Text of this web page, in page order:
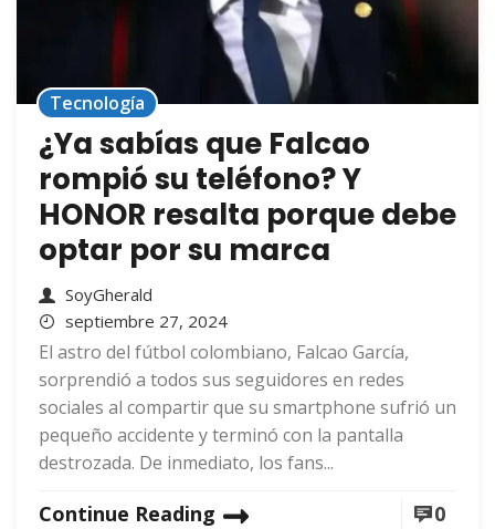
Tecnología
¿Ya sabías que Falcao
rompió su teléfono? Y
HONOR resalta porque debe
optar por su marca
SoyGherald
septiembre 27, 2024
El astro del fútbol colombiano, Falcao García,
sorprendió a todos sus seguidores en redes
sociales al compartir que su smartphone sufrió un
pequeño accidente y terminó con la pantalla
destrozada. De inmediato, los fans...
Continue Reading 0